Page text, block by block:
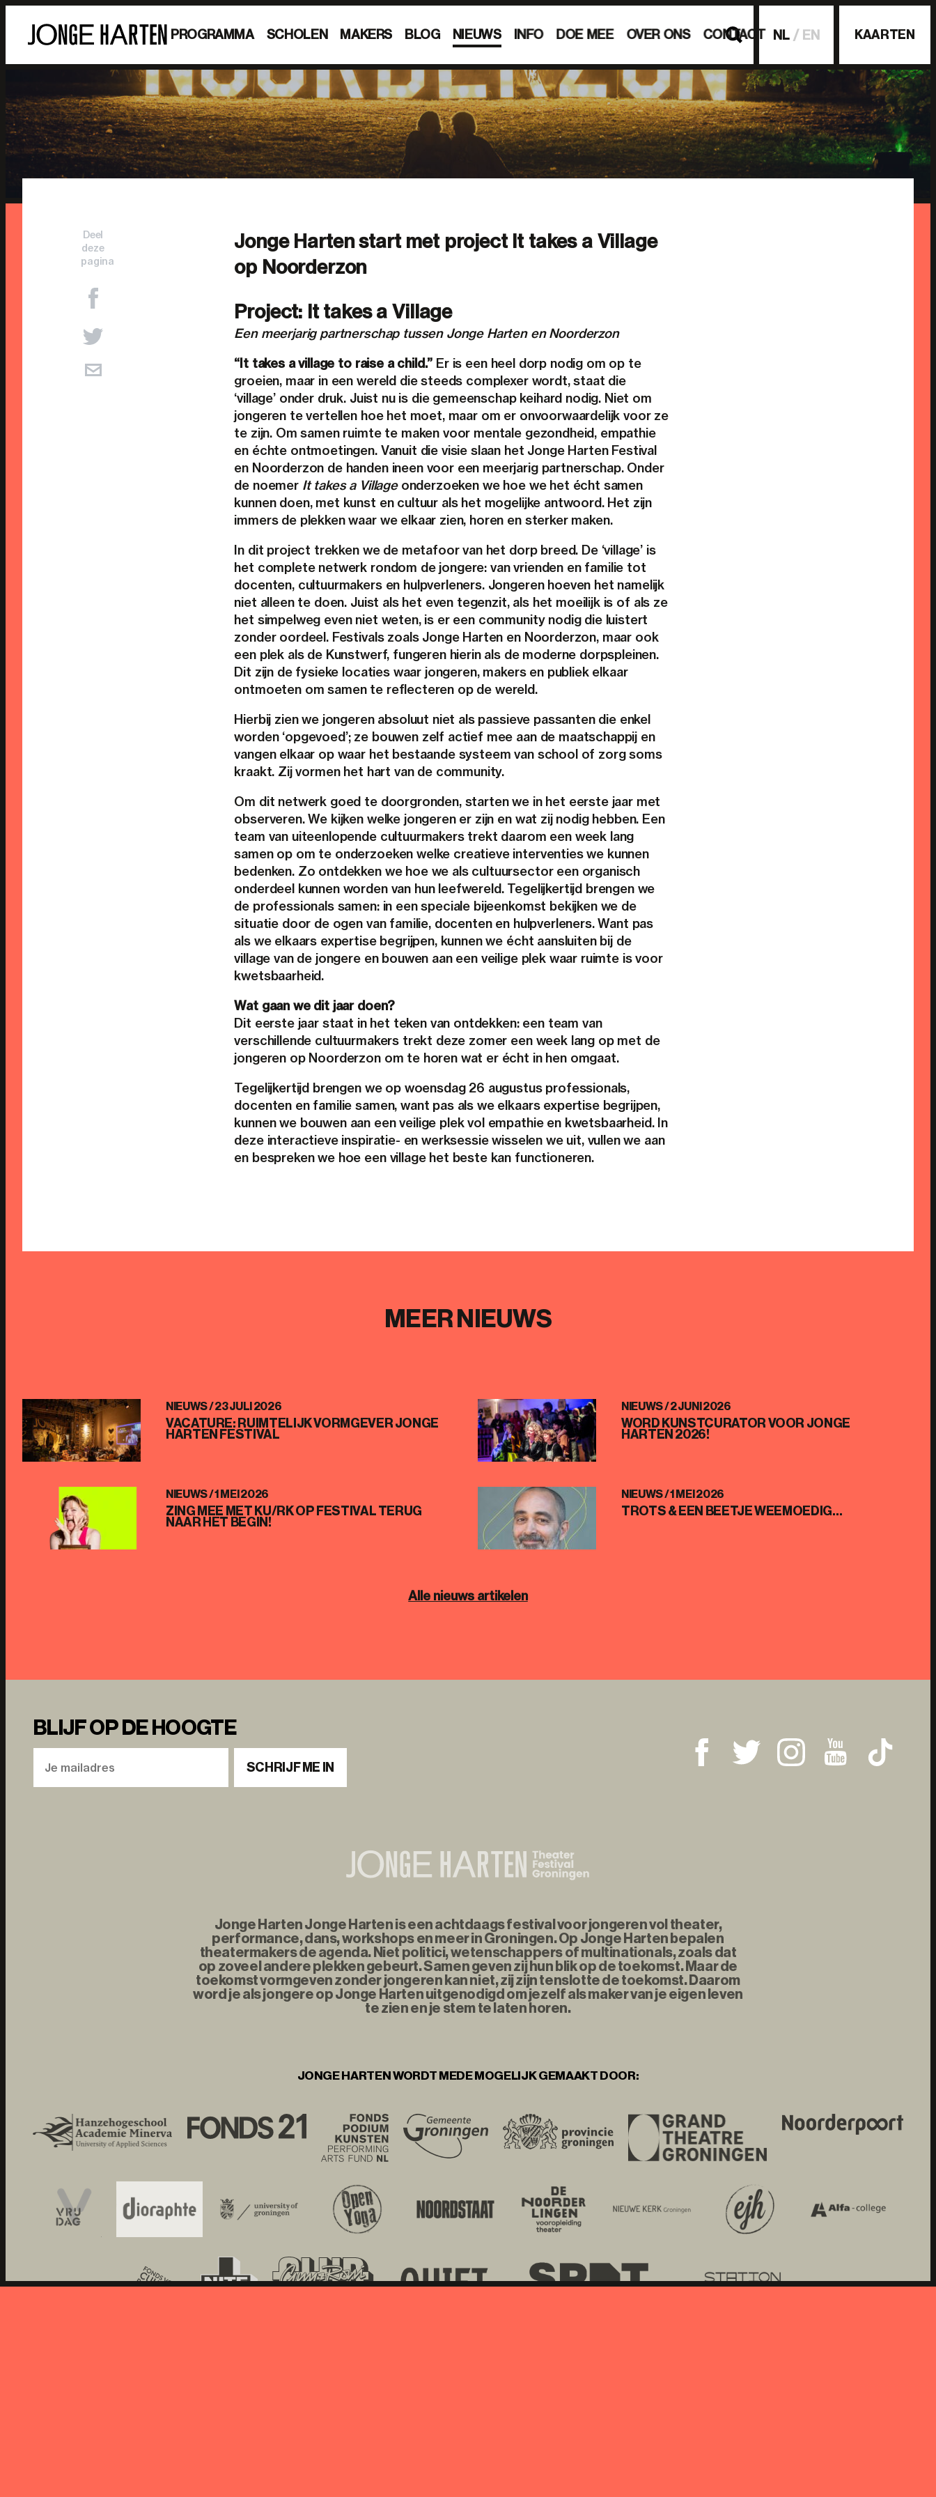
NL EN KAARTEN
PROGRAMMA SCHOLEN MAKERS BLOG NIEUWS INFO DOE MEE OVER ONS CONTACT
Jonge Harten start met project It takes a Village
op Noorderzon
Project: It takes a Village
Een meerjarig partnerschap tussen Jonge Harten en Noorderzon
“It takes a village to raise a child.” Er is een heel dorp nodig om op te
groeien, maar in een wereld die steeds complexer wordt, staat die
‘village’ onder druk. Juist nu is die gemeenschap keihard nodig. Niet om
jongeren te vertellen hoe het moet, maar om er onvoorwaardelijk voor ze
te zijn. Om samen ruimte te maken voor mentale gezondheid, empathie
en échte ontmoetingen. Vanuit die visie slaan het Jonge Harten Festival
en Noorderzon de handen ineen voor een meerjarig partnerschap. Onder
de noemer It takes a Villageonderzoeken we hoe we het écht samen
kunnen doen, met kunst en cultuur als het mogelijke antwoord. Het zijn
immers de plekken waar we elkaar zien, horen en sterker maken.
In dit project trekken we de metafoor van het dorp breed. De ‘village’ is
het complete netwerk rondom de jongere: van vrienden en familie tot
docenten, cultuurmakers en hulpverleners. Jongeren hoeven het namelijk
niet alleen te doen. Juist als het even tegenzit, als het moeilijk is of als ze
het simpelweg even niet weten, is er een community nodig die luistert
zonder oordeel. Festivals zoals Jonge Harten en Noorderzon, maar ook
een plek als de Kunstwerf, fungeren hierin als de moderne dorpspleinen.
Dit zijn de fysieke locaties waar jongeren, makers en publiek elkaar
ontmoeten om samen te reflecteren op de wereld.
Hierbij zien we jongeren absoluut niet als passieve passanten die enkel
worden ‘opgevoed’; ze bouwen zelf actief mee aan de maatschappij en
vangen elkaar op waar het bestaande systeem van school of zorg soms
kraakt. Zij vormen het hart van de community.
Om dit netwerk goed te doorgronden, starten we in het eerste jaar met
observeren. We kijken welke jongeren er zijn en wat zij nodig hebben. Een
team van uiteenlopende cultuurmakers trekt daarom een week lang
samen op om te onderzoeken welke creatieve interventies we kunnen
bedenken. Zo ontdekken we hoe we als cultuursector een organisch
onderdeel kunnen worden van hun leefwereld. Tegelijkertijd brengen we
de professionals samen: in een speciale bijeenkomst bekijken we de
situatie door de ogen van familie, docenten en hulpverleners. Want pas
als we elkaars expertise begrijpen, kunnen we écht aansluiten bij de
village van de jongere en bouwen aan een veilige plek waar ruimte is voor
kwetsbaarheid.
Wat gaan we dit jaar doen?
Dit eerste jaar staat in het teken van ontdekken: een team van
verschillende cultuurmakers trekt deze zomer een week lang op met de
jongeren op Noorderzon om te horen wat er écht in hen omgaat.
Tegelijkertijd brengen we op woensdag 26 augustus professionals,
docenten en familie samen, want pas als we elkaars expertise begrijpen,
kunnen we bouwen aan een veilige plek vol empathie en kwetsbaarheid. In
deze interactieve inspiratie- en werksessie wisselen we uit, vullen we aan
en bespreken we hoe een village het beste kan functioneren.
Deel
deze
pagina
MEER NIEUWS
NIEUWS /23 JULI 2026
VACATURE: RUIMTELIJK VORMGEVER JONGE
HARTEN FESTIVAL
NIEUWS /2 JUNI 2026
WORD KUNSTCURATOR VOOR JONGE
HARTEN 2026!
NIEUWS /1 MEI 2026
ZING MEE MET KU/RK OP FESTIVAL TERUG
NAAR HET BEGIN!
NIEUWS /1 MEI 2026
TROTS & EEN BEETJE WEEMOEDIG…
Alle nieuws artikelen
BLIJF OP DE HOOGTE
SCHRIJF ME IN
Jonge Harten Jonge Harten is een achtdaags festival voor jongeren vol theater,
performance, dans, workshops en meer in Groningen. Op Jonge Harten bepalen
theatermakers de agenda. Niet politici, wetenschappers of multinationals, zoals dat
op zoveel andere plekken gebeurt. Samen geven zij hun blik op de toekomst. Maar de
toekomst vormgeven zonder jongeren kan niet, zij zijn tenslotte de toekomst. Daarom
word je als jongere op Jonge Harten uitgenodigd om jezelf als maker van je eigen leven
te zien en je stem te laten horen.
JONGE HARTEN WORDT MEDE MOGELIJK GEMAAKT DOOR: